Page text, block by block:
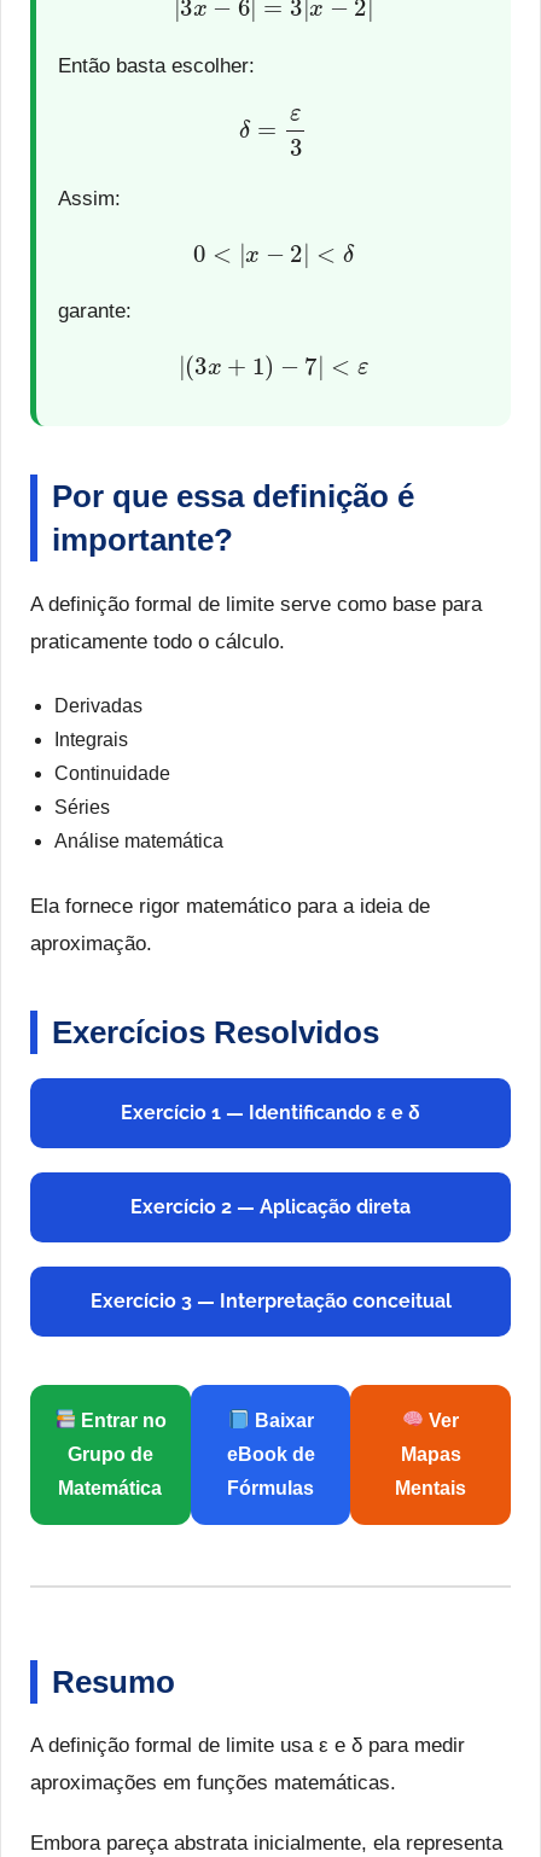
Então basta escolher:
3
Assim:
0 < 2|< δ
garante:
| x +1 7|< ε
Por que essa definição é
importante?
A definição formal de limite serve como base para
praticamente todo o cálculo.
Derivadas
Integrais
Continuidade
Séries
Análise matemática
Ela fornece rigor matemático para a ideia de
aproximação.
Exercícios Resolvidos
Exercício 1 — Identificando ε e δ
Exercício 2 — Aplicação direta
Exercício 3 — Interpretação conceitual
Entrar no
Grupo de
Matemática
Baixar
eBook de
Fórmulas
Ver
Mapas
Mentais
Resumo
A definição formal de limite usa ε e δ para medir
aproximações em funções matemáticas.
Embora pareça abstrata inicialmente, ela representa